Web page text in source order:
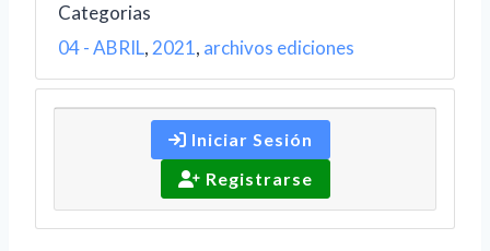
Categorias
04 - ABRIL, 2021, archivos ediciones
Iniciar Sesión
Registrarse